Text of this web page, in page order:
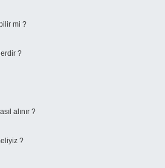
mi ?
?
alınır ?
?